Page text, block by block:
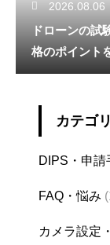
2026.08.06
ドローンの試
格のポイント
カテゴ
DIPS・申請
FAQ・悩み
カメラ設定